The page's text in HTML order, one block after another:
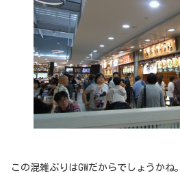
この混雑ぶりはGWだからでしょうかね。